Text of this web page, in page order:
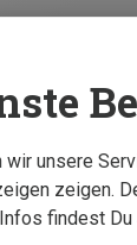
unsere
zeigen.
Infos findest